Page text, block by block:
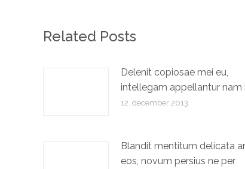
Related Posts
Delenit copiosae mei eu,
intellegam appellantur nam
12. december 2013
Blandit mentitum delicata
eos, novum persius ne per